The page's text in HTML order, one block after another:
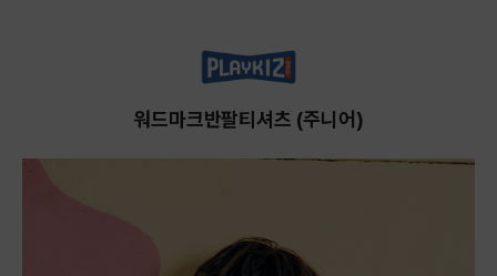
워드마크반팔티셔츠 (주니어)